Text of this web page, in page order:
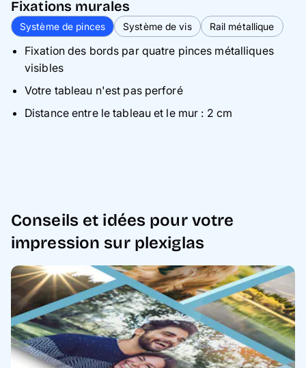
Fixations murales
Système de pinces Système de vis Rail métallique
Fixation des bords par quatre pinces métalliques
visibles
Votre tableau n'est pas perforé
Distance entre le tableau et le mur : 2 cm
Conseils et idées pour votre
impression sur plexiglas